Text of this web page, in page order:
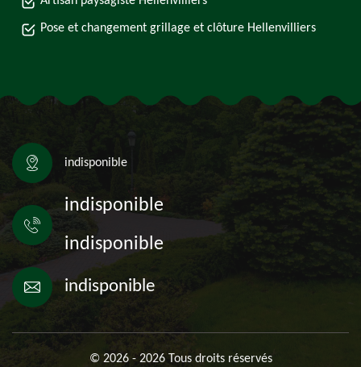
Pose et changement grillage et clôture Hellenvilliers
indisponible
indisponible
indisponible
indisponible
© 2026 - 2026 Tous droits réservés